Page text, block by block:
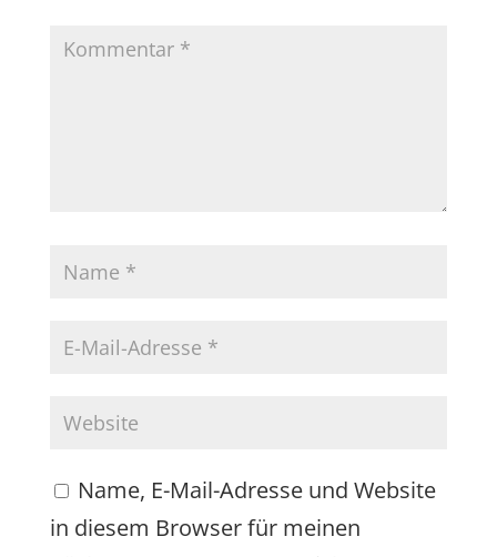
Name, E-Mail-Adresse und Website
in diesem Browser für meinen